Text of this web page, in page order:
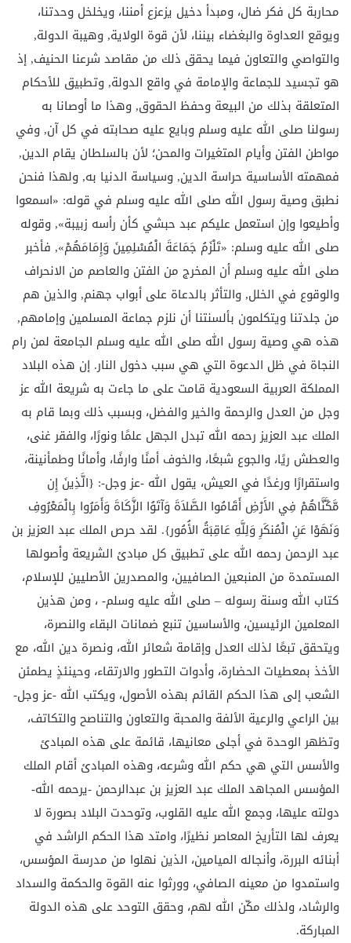
محاربة كل فكر ضال، ومبدأ دخيل يزعزع أمننا، ويخلخل وحدتنا،
ويوقع العداوة والبغضاء بيننا، لأن قوة الولاية, وهيبة الدولة,
والتواصي والتعاون فيما يحقق ذلك من مقاصد شرعنا الحنيف, إذ
هو تجسيد للجماعة والإمامة في واقع الدولة, وتطبيق للأحكام
المتعلقة بذلك من البيعة وحفظ الحقوق, وهذا ما أوصانا به
رسولنا صلى الله عليه وسلم وبايع عليه صحابته في كل آن, وفي
مواطن الفتن وأيام المتغيرات والمحن؛ لأن بالسلطان يقام الدين,
فمهمته الأساسية حراسة الدين, وسياسة الدنيا به, ولهذا فنحن
نطبق وصية رسول الله صلى الله عليه وسلم في قوله: «اسمعوا
وأطيعوا وإن استعمل عليكم عبد حبشي كأن رأسه زبيبة», وقوله
صلى الله عليه وسلم: «تَلْزَمُ جَمَاعَةَ الْمُسْلِمِينَ وَإِمَامَهُمْ», فأخبر
صلى الله عليه وسلم أن المخرج من الفتن والعاصم من الانحراف
والوقوع في الخلل, والتأثر بالدعاة على أبواب جهنم, والذين هم
من جلدتنا ويتكلمون بألسنتنا أن نلزم جماعة المسلمين وإمامهم,
هذه هي وصية رسول الله صلى الله عليه وسلم الجامعة لمن رام
النجاة في ظل الدعوة التي هي سبب دخول النار. إن هذه البلاد
المملكة العربية السعودية قامت على ما جاءت به شريعة الله عز
وجل من العدل والرحمة والخير والفضل، وبسبب ذلك وبما قام به
الملك عبد العزيز رحمه الله تبدل الجهل علمًا ونورًا، والفقر غنى،
والعطش ريًا، والجوع شبعًا، والخوف أمنًا وارفًا، وأمانًا وطمأنينة،
واستقرارًا ورغدًا في العيش، يقول الله -عز وجل-: {الَّذِينَ إِن
مَّكَّنَّاهُمْ فِي الأَرْضِ أَقَامُوا الصَّلاَةَ وَآتَوُا الزَّكَاةَ وَأَمَرُوا بِالْمَعْرُوفِ
وَنَهَوْا عَنِ الْمُنكَرِ وَلِلَّهِ عَاقِبَةُ الأُمُور}. لقد حرص الملك عبد العزيز بن
عبد الرحمن رحمه الله على تطبيق كل مبادئ الشريعة وأصولها
المستمدة من المنبعين الصافيين، والمصدرين الأصليين للإسلام،
كتاب الله وسنة رسوله – صلى الله عليه وسلم- ، ومن هذين
المعلمين الرئيسين، والأساسين تنبع ضمانات البقاء والنصرة،
ويتحقق تبعًا لذلك العدل وإقامة شعائر الله، ونصرة دين الله، مع
الأخذ بمعطيات الحضارة، وأدوات التطور والارتقاء، وحينئذٍ يطمئن
الشعب إلى هذا الحكم القائم بهذه الأصول، ويكتب الله -عز وجل-
بين الراعي والرعية الألفة والمحبة والتعاون والتناصح والتكاتف،
وتظهر الوحدة في أجلى معانيها، قائمة على هذه المبادئ
والأسس التي هي حكم الله وشرعه، وهذه المبادئ أقام الملك
المؤسس المجاهد الملك عبد العزيز بن عبدالرحمن -يرحمه الله-
دولته عليها، وجمع الله عليه القلوب، وتوحدت البلاد بصورة لا
يعرف لها التأريخ المعاصر نظيرًا، وامتد هذا الحكم الراشد في
أبنائه البررة، وأنجاله الميامين، الذين نهلوا من مدرسة المؤسس،
واستمدوا من معينه الصافي، وورثوا عنه القوة والحكمة والسداد
والرشاد، ولذلك مكّن الله لهم، وحقق التوحد على هذه الدولة
المباركة.